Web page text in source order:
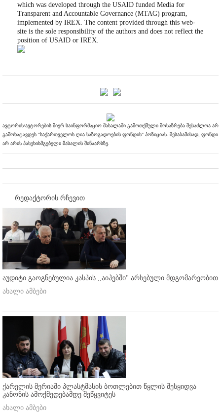
which was developed through the USAID funded Media for
Transparent and Accountable Governance (MTAG) program,
implemented by IREX. The content provided through this web-
site is the sole responsibility of the authors and does not reflect the
position of USAID or IREX.
ავტორის/ავტორების მიერ საინფორმაციო მასალაში გამოთქმული მოსაზრება შესაძლოა არ
გამოხატავდეს "საქართველოს ღია საზოგადოების ფონდის" პოზიციას. შესაბამისად, ფონდი
არ არის პასუხისმგებელი მასალის შინაარსზე.
რედაქტორის რჩევით
აუდიტი გაოგნებულია კასპის ,,აიპებში'' არსებული მდგომარეობით
ახალი ამბები
ქარელის მერიაში პლასტმასის ბოთლებით წყლის შესყიდვა
კანონის ამოქმედებამდე შეწყვიტეს
ახალი ამბები